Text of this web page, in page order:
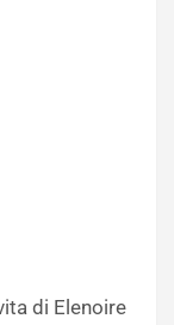
di Elenoire